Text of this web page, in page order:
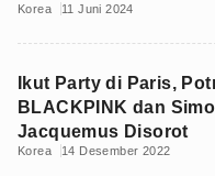
Korea 11 Juni 2024
Ikut Party di Paris,
BLACKPINK dan
Jacquemus Disorot
Korea 14 Desember 2022